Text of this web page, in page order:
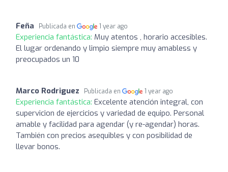
Feña Publicada en 1 year ago
Experiencia fantástica: Muy atentos , horario accesibles.
El lugar ordenando y limpio siempre muy amabless y
preocupados un 10
Marco Rodriguez Publicada en 1 year ago
Experiencia fantástica: Excelente atención integral, con
supervicion de ejercicios y variedad de equipo. Personal
amable y facilidad para agendar (y re-agendar) horas.
También con precios asequibles y con posibilidad de
llevar bonos.